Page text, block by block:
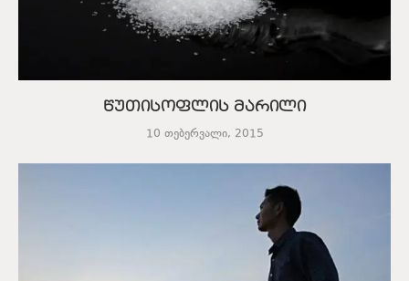
წუთისოფლის მარილი
10 თებერვალი, 2015